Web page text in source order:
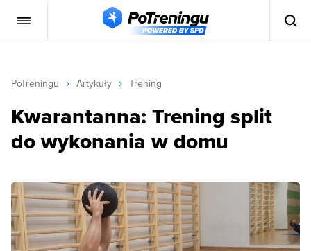
PoTreningu Artykuły Trening
Kwarantanna: Trening split
do wykonania w domu